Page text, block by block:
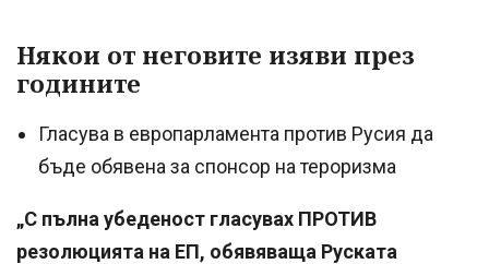
Някои от неговите изяви през
годините
Гласува в европарламента против Русия да
бъде обявена за спонсор на тероризма
„С пълна убеденост гласувах ПРОТИВ
резолюцията на ЕП, обявяваща Руската